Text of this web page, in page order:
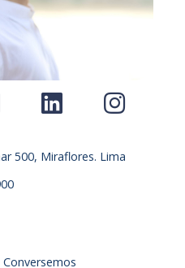
500, Miraflores. Lima
Conversemos